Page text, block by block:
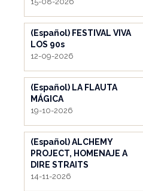
(Español) FESTIVAL VIVA
LOS 90s
12-09-2026
(Español) LA FLAUTA
MÁGICA
19-10-2026
(Español) ALCHEMY
PROJECT, HOMENAJE A
DIRE STRAITS
14-11-2026